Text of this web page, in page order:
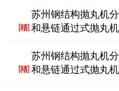
苏州钢结构抛丸机
和悬链通过式抛丸机
苏州钢结构抛丸机
和悬链通过式抛丸机